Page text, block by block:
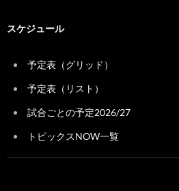
スケジュール
予定表（グリッド）
予定表（リスト）
試合ごとの予定2026/27
トピックスNOW一覧